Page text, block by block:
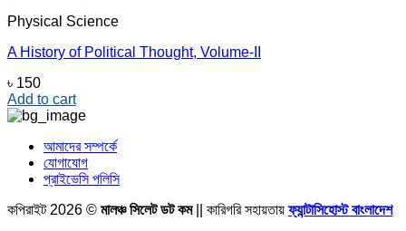
Physical Science
A History of Political Thought, Volume-II
৳ 150
Add to cart
আমাদের সম্পর্কে
যোগাযোগ
প্রাইভেসি পলিসি
কপিরাইট 2026 © মালঞ্চ সিলেট ডট কম|| কারিগরি সহায়তায়ফ্যান্টাসিহোস্ট বাংলাদেশ